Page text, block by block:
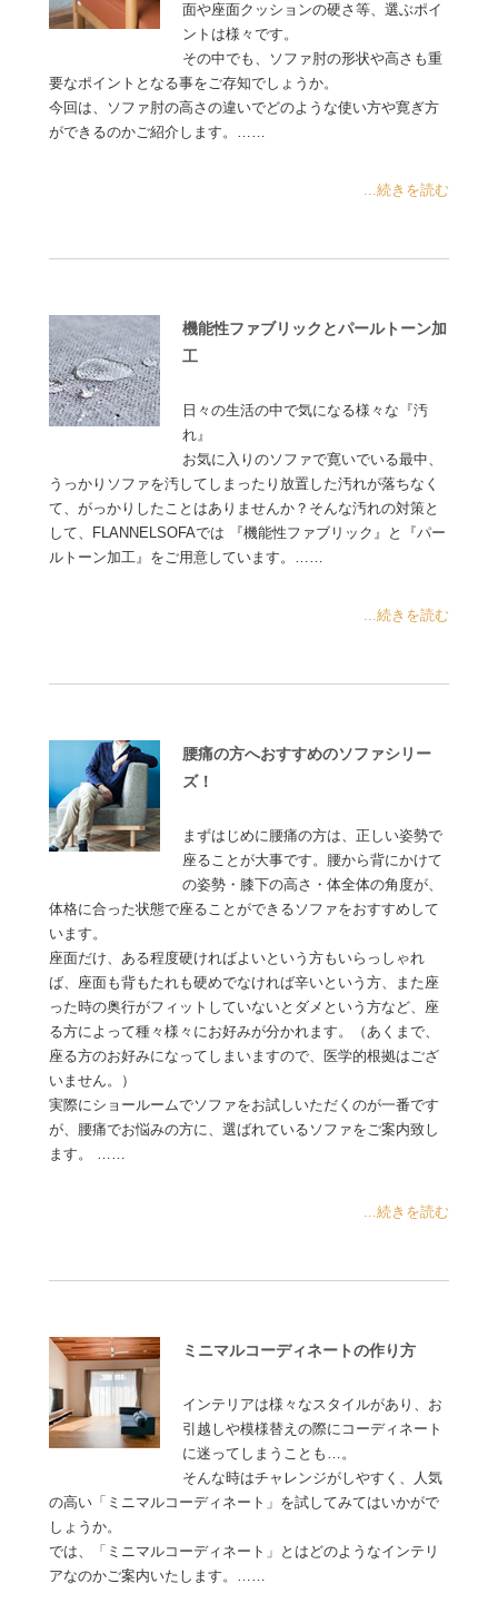
面や座面クッションの硬さ等、選ぶポイ
ントは様々です。
その中でも、ソファ肘の形状や高さも重
要なポイントとなる事をご存知でしょうか。
今回は、ソファ肘の高さの違いでどのような使い方や寛ぎ方
ができるのかご紹介します。……
...続きを読む
機能性ファブリックとパールトーン加
工
日々の生活の中で気になる様々な『汚
れ』
お気に入りのソファで寛いでいる最中、
うっかりソファを汚してしまったり放置した汚れが落ちなく
て、がっかりしたことはありませんか？そんな汚れの対策と
して、FLANNELSOFAでは 『機能性ファブリック』と『パー
ルトーン加工』をご用意しています。……
...続きを読む
腰痛の方へおすすめのソファシリー
ズ！
まずはじめに腰痛の方は、正しい姿勢で
座ることが大事です。腰から背にかけて
の姿勢・膝下の高さ・体全体の角度が、
体格に合った状態で座ることができるソファをおすすめして
います。
座面だけ、ある程度硬ければよいという方もいらっしゃれ
ば、座面も背もたれも硬めでなければ辛いという方、また座
った時の奥行がフィットしていないとダメという方など、座
る方によって種々様々にお好みが分かれます。（あくまで、
座る方のお好みになってしまいますので、医学的根拠はござ
いません。）
実際にショールームでソファをお試しいただくのが一番です
が、腰痛でお悩みの方に、選ばれているソファをご案内致し
ます。 ……
...続きを読む
ミニマルコーディネートの作り方
インテリアは様々なスタイルがあり、お
引越しや模様替えの際にコーディネート
に迷ってしまうことも…。
そんな時はチャレンジがしやすく、人気
の高い「ミニマルコーディネート」を試してみてはいかがで
しょうか。
では、「ミニマルコーディネート」とはどのようなインテリ
アなのかご案内いたします。……